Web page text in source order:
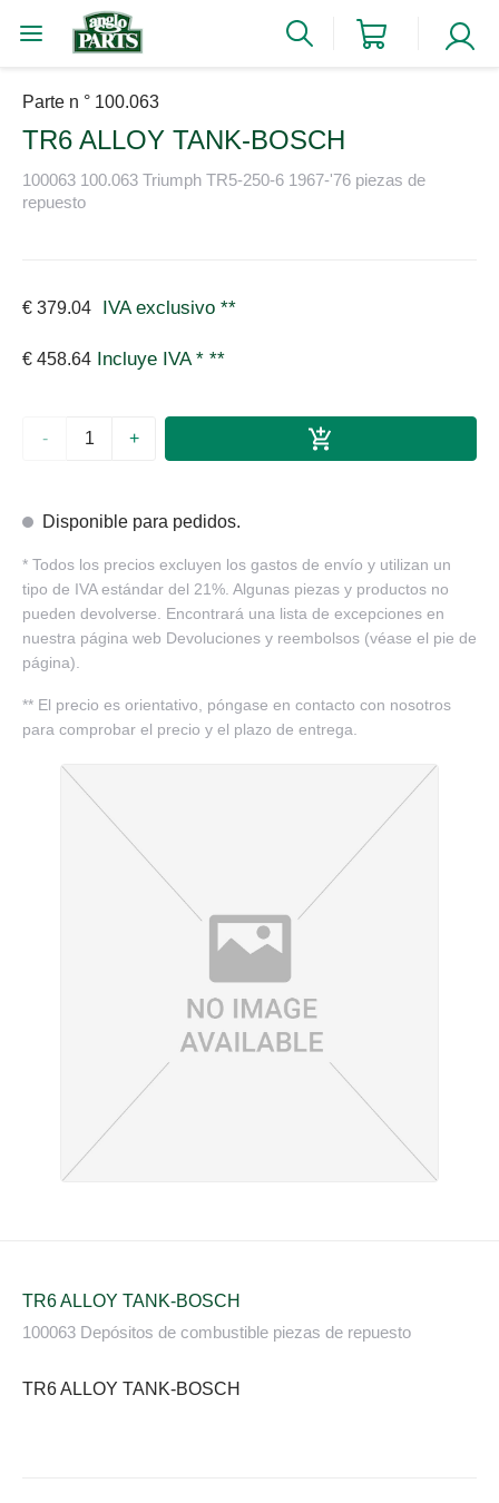
Parte n ° 100.063
TR6 ALLOY TANK-BOSCH
100063 100.063 Triumph TR5-250-6 1967-'76 piezas de
repuesto
€ 379.04 IVA exclusivo **
€ 458.64 Incluye IVA * **
- +
Disponible para pedidos.
* Todos los precios excluyen los gastos de envío y utilizan un
tipo de IVA estándar del 21%. Algunas piezas y productos no
pueden devolverse. Encontrará una lista de excepciones en
nuestra página web Devoluciones y reembolsos (véase el pie de
página).
** El precio es orientativo, póngase en contacto con nosotros
para comprobar el precio y el plazo de entrega.
TR6 ALLOY TANK-BOSCH
100063 Depósitos de combustible piezas de repuesto
TR6 ALLOY TANK-BOSCH